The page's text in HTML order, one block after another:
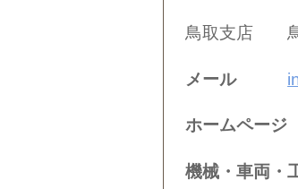
鳥取支店
メール
ホームページ
機械・車両・